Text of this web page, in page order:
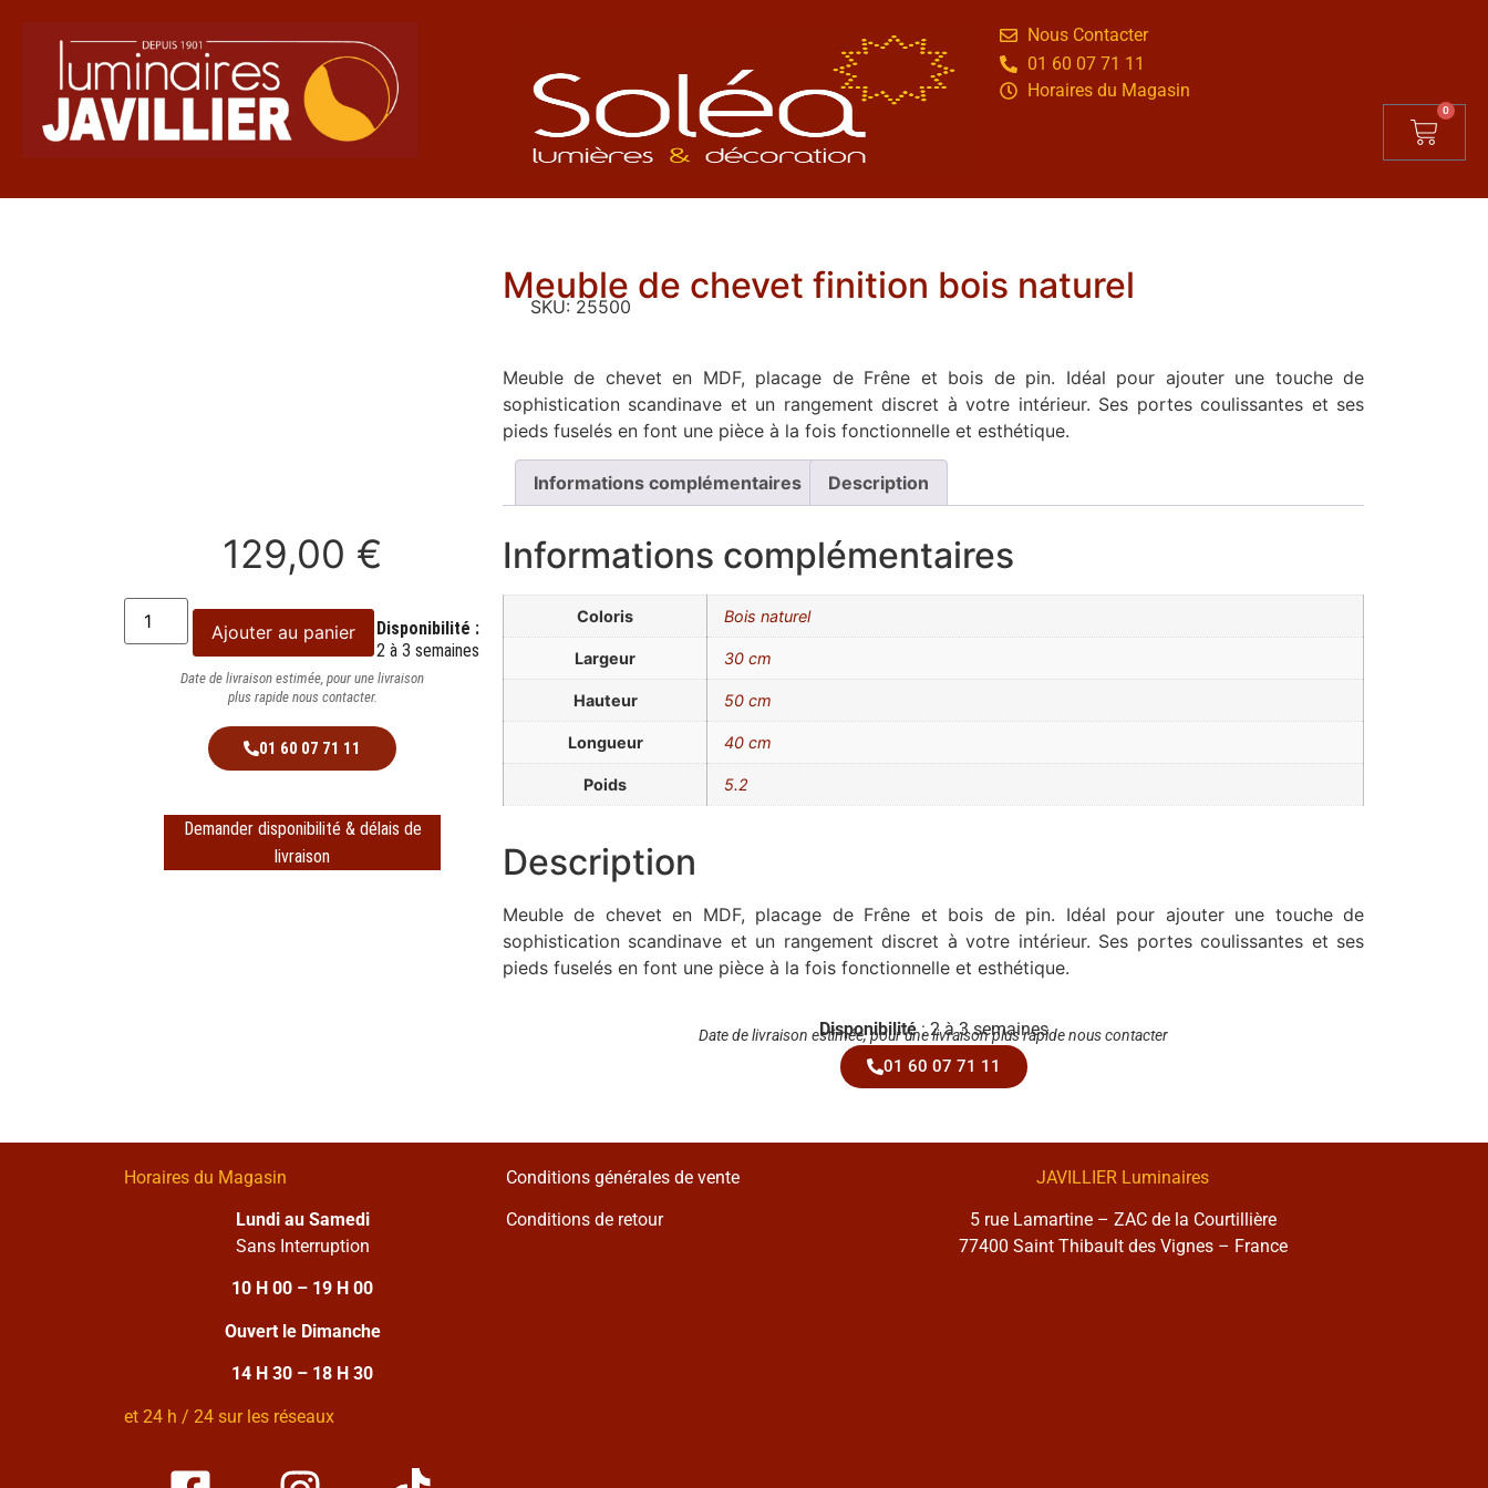
Nous Contacter
01 60 07 71 11
Horaires du Magasin
0
129,00 €
Ajouter au panier
Disponibilité :
2 à 3 semaines
Date de livraison estimée, pour une livraison
plus rapide nous contacter.
01 60 07 71 11
Demander disponibilité & délais de
livraison
Meuble de chevet finition bois naturel
SKU: 25500
Meuble de chevet en MDF, placage de Frêne et bois de pin. Idéal pour ajouter une touche de
sophistication scandinave et un rangement discret à votre intérieur. Ses portes coulissantes et ses
pieds fuselés en font une pièce à la fois fonctionnelle et esthétique.
Informations complémentaires Description
Informations complémentaires
Coloris Bois naturel
Largeur 30 cm
Hauteur 50 cm
Longueur 40 cm
Poids 5.2
Description
Meuble de chevet en MDF, placage de Frêne et bois de pin. Idéal pour ajouter une touche de
sophistication scandinave et un rangement discret à votre intérieur. Ses portes coulissantes et ses
pieds fuselés en font une pièce à la fois fonctionnelle et esthétique.
Disponibilité: 2 à 3 semaines
Date de livraison estimée, pour une livraison plus rapide nous contacter
01 60 07 71 11
Horaires du Magasin
Lundi au Samedi
Sans Interruption
10 H 00 – 19 H 00
Ouvert le Dimanche
14 H 30 – 18 H 30
et 24 h / 24 sur les réseaux
Conditions générales de vente
Conditions de retour
JAVILLIER Luminaires
5 rue Lamartine – ZAC de la Courtillière
77400 Saint Thibault des Vignes – France